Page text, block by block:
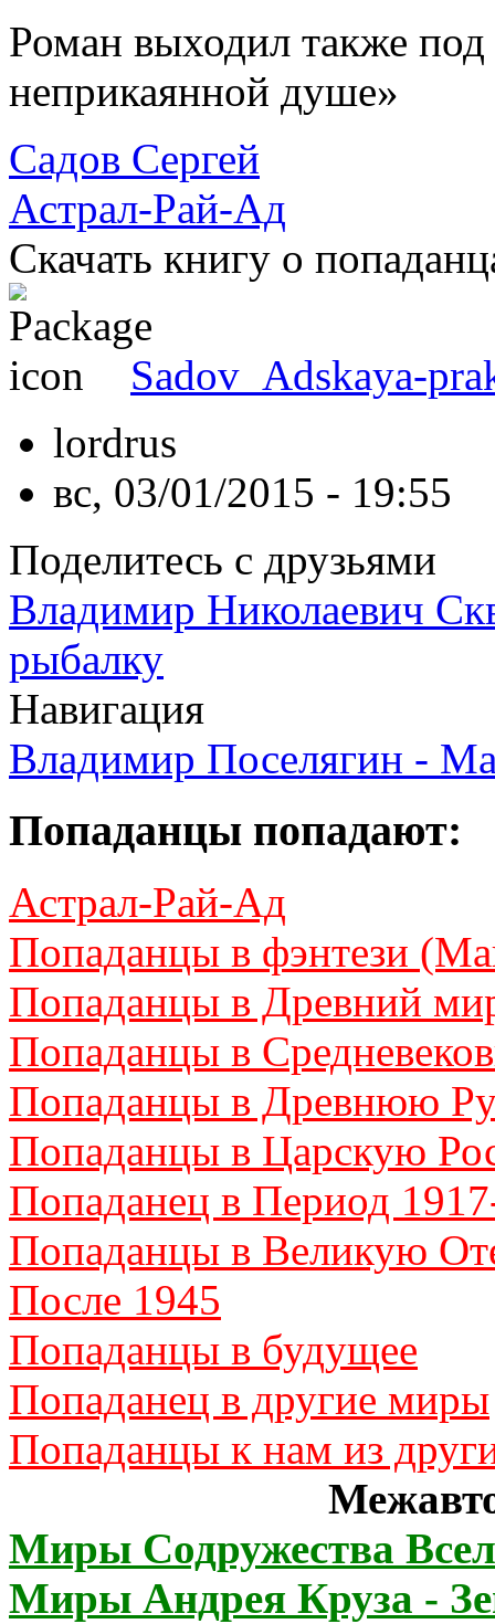
Роман выходил также
неприкаянной душе»
Садов Сергей
Астрал-Рай-Ад
Скачать книгу о
Sadov_Adskaya-
lordrus
вс, 03/01/2015 - 19:55
Поделитесь с друзьями
Владимир Николаевич
рыбалку
Навигация
Владимир Поселягин -
Попаданцы попадают:
Астрал-Рай-Ад
Попаданцы в фэнтези
Попаданцы в Древний
Попаданцы в
Попаданцы в Древнюю
Попаданцы в Царскую
Попаданец в Период
Попаданцы в Великую
После 1945
Попаданцы в будущее
Попаданец в другие миры
Попаданцы к нам из
Миры Содружества
Миры Андрея Круза -